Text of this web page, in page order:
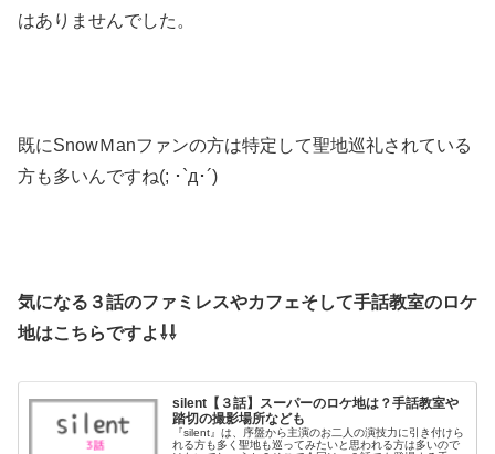
はありませんでした。
既にSnowＭanファンの方は特定して聖地巡礼されている
方も多いんですね(; ･`д･´)
気になる３話のファミレスやカフェそして手話教室のロケ
地はこちらですよ⇩⇩
silent【３話】スーパーのロケ地は？手話教室や
踏切の撮影場所なども
『silent』は、序盤から主演のお二人の演技力に引き付けら
れる方も多く聖地も巡ってみたいと思われる方は多いので